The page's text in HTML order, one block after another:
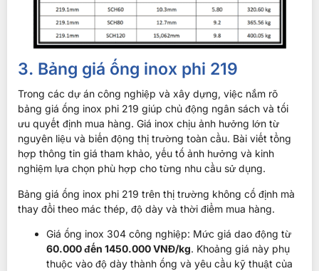
3. Bảng giá ống inox phi 219
Trong các dự án công nghiệp và xây dựng, việc nắm rõ
bảng giá ống inox phi 219 giúp chủ động ngân sách và tối
ưu quyết định mua hàng. Giá inox chịu ảnh hưởng lớn từ
nguyên liệu và biến động thị trường toàn cầu. Bài viết tổng
hợp thông tin giá tham khảo, yếu tố ảnh hưởng và kinh
nghiệm lựa chọn phù hợp cho từng nhu cầu sử dụng.
Bảng giá ống inox phi 219 trên thị trường không cố định mà
thay đổi theo mác thép, độ dày và thời điểm mua hàng.
Giá ống inox 304 công nghiệp: Mức giá dao động từ
60.000 đến 1450.000 VNĐ/kg. Khoảng giá này phụ
thuộc vào độ dày thành ống và yêu cầu kỹ thuật của